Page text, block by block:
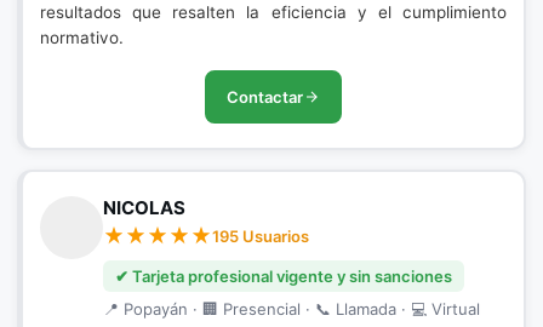
resultados que resalten la eficiencia y el cumplimiento
normativo.
Contactar
NICOLAS
195 Usuarios
✔ Tarjeta profesional vigente y sin sanciones
📍 Popayán · 🏢 Presencial · 📞 Llamada · 💻 Virtual